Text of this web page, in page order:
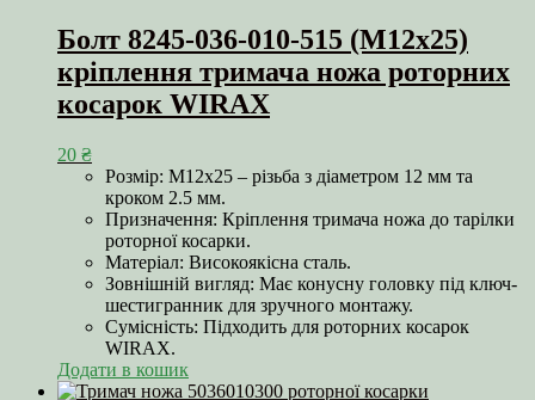
Болт 8245-036-010-515 (М12х25)
кріплення тримача ножа роторних
косарок WIRAX
20 ₴
Розмір: М12х25 – різьба з діаметром 12 мм та
кроком 2.5 мм.
Призначення: Кріплення тримача ножа до тарілки
роторної косарки.
Матеріал: Високоякісна сталь.
Зовнішній вигляд: Має конусну головку під ключ-
шестигранник для зручного монтажу.
Сумісність: Підходить для роторних косарок
WIRAX.
Додати в кошик